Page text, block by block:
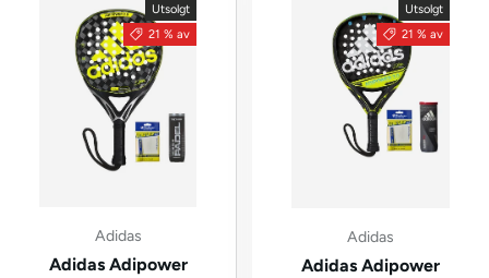
Utsolgt
21 % av
Adidas
Adidas Adipower
Utsolgt
21 % av
Adidas
Adidas Adipower